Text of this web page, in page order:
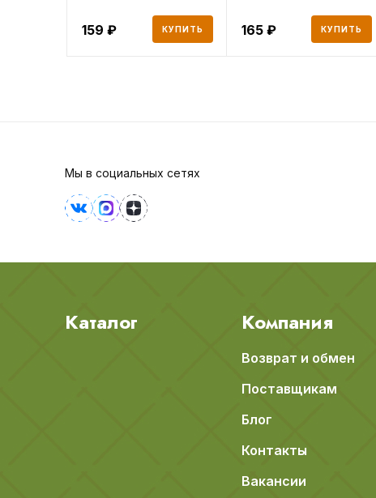
159 КУПИТЬ 165 КУПИТЬ
Мы в социальных сетях
Каталог Компания
Возврат и обмен
Поставщикам
Блог
Контакты
Вакансии